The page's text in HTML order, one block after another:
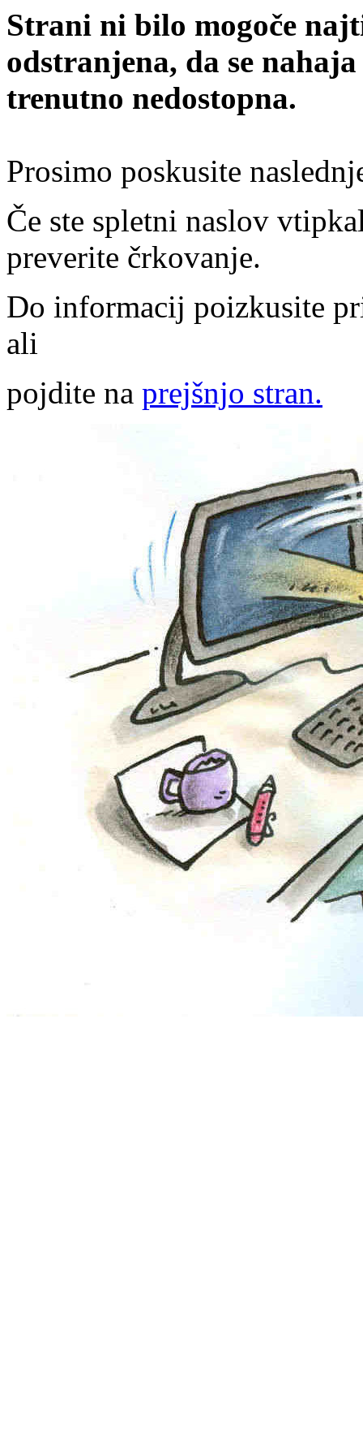
Strani ni bilo mogoče
odstranjena, da se
trenutno nedostopna.
Prosimo poskusite
Če ste spletni naslov
preverite črkovanje.
Do informacij poizkusite
ali
pojdite na prejšnjo stran.